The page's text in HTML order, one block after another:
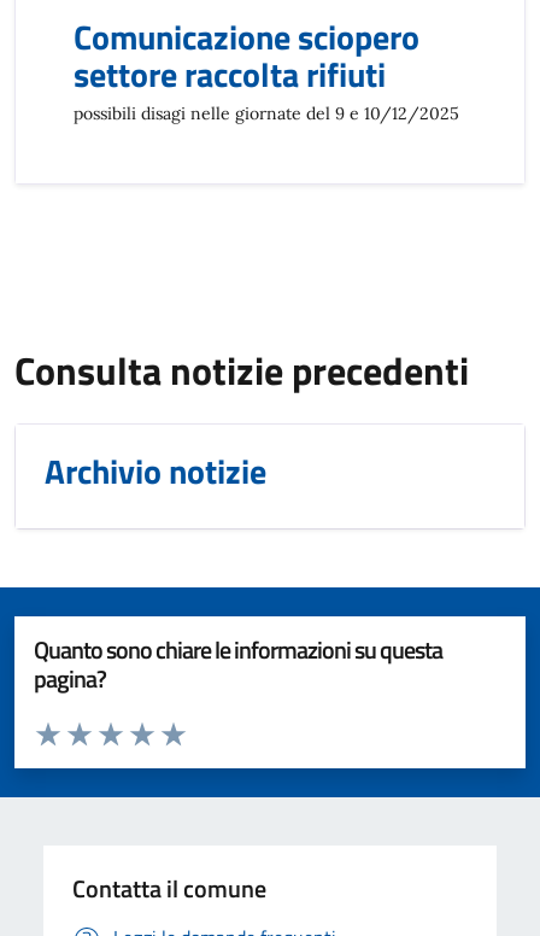
Comunicazione sciopero
settore raccolta rifiuti
possibili disagi nelle giornate del 9 e 10/12/2025
Consulta notizie precedenti
Archivio notizie
Quanto sono chiare le informazioni su questa
pagina?
Valuta da 1 a 5 stelle la pagina
Valuta 5 stelle su 5
Valuta 4 stelle su 5
Valuta 3 stelle su 5
Valuta 2 stelle su 5
Valuta 1 stelle su 5
Contatta il comune